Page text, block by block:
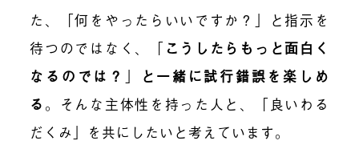
た、「何をやったらいいですか？」と指示を
待つのではなく、
「 こうしたらもっと面白く
なるのでは？ 」
と一緒に試行錯誤を楽しめ
る 。そんな主体性を持った人と、「良いわる
だくみ」を共にしたいと考えています。